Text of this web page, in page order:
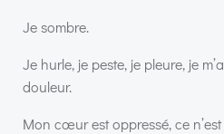
Je sombre.
Je hurle, je peste, je pleure, je
douleur.
Mon cœur est oppressé, ce